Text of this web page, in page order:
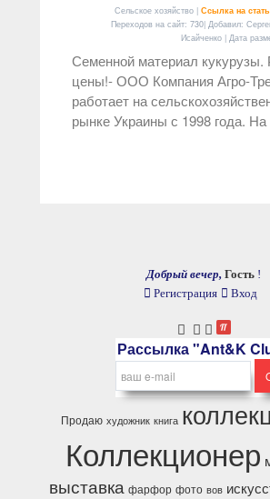
Сельское хозяйство | Ссылка на
Переходов на сайт: 730| Добавил:
Исайченко | Дата
Семенной материал
цены!- ООО Компания Агро-
работает на
рынке Украины с 1998 года. На
Добрый вечер, Гость !
Регистрация
Вход
Рассылка "Ant&K
Продаю художник книга
Коллекционер
выставка фарфор фото вов